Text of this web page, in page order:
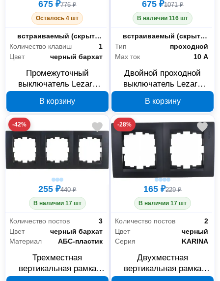
675 ₽776 ₽
Осталось 4 шт
Монтаж
встраиваемый (скрытый)
Количество клавиш
1
Цвет
черный бархат
Промежуточный
выключатель Lezard
707-4288-107
В корзину
675 ₽1071 ₽
В наличии 116 шт
Монтаж
встраиваемый (скрытый)
Тип
проходной
Max ток
10 А
Двойной проходной
выключатель Lezard
707-4288-106
В корзину
-42%
255 ₽440 ₽
В наличии 17 шт
Количество постов
3
Цвет
черный бархат
Материал
АБС-пластик
Трехместная
вертикальная рамка
-28%
165 ₽229 ₽
В наличии 17 шт
Количество постов
2
Цвет
черный
Серия
KARINA
Двухместная
вертикальная рамка